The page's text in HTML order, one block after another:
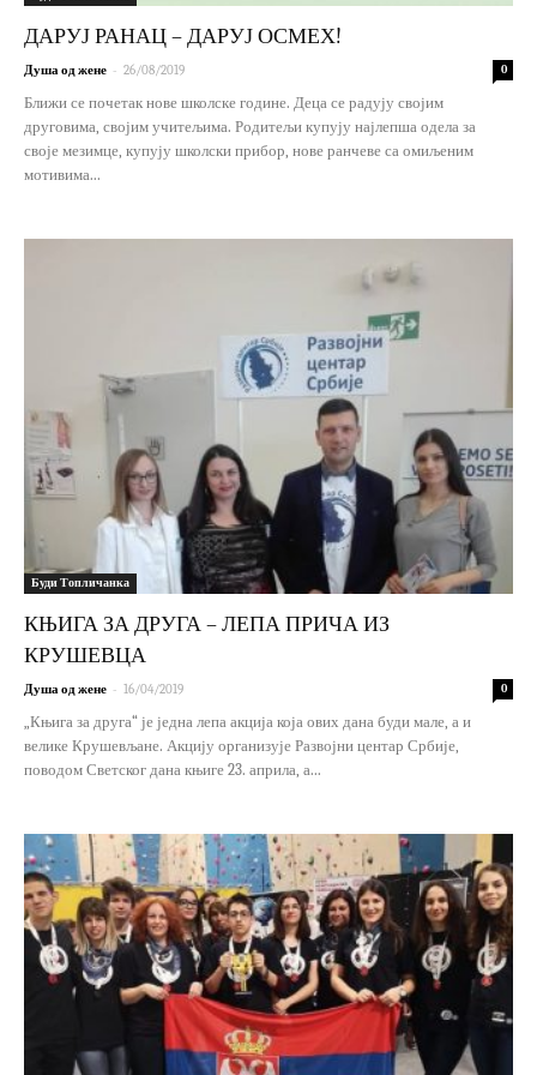
ДАРУЈ РАНАЦ – ДАРУЈ ОСМЕХ!
Душа од жене - 26/08/2019 0
Ближи се почетак нове школске године. Деца се радују својим
друговима, својим учитељима. Родитељи купују најлепша одела за
своје мезимце, купују школски прибор, нове ранчеве са омиљеним
мотивима...
Буди Топличанка
КЊИГА ЗА ДРУГА – ЛЕПА ПРИЧА ИЗ
КРУШЕВЦА
Душа од жене - 16/04/2019 0
„Књига за друга“ је једна лепа акција која ових дана буди мале, а и
велике Крушевљане. Акцију организује Развојни центар Србије,
поводом Светског дана књиге 23. априла, а...